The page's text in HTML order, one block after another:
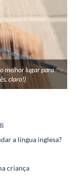
melhor lugar para
claro!)
a língua inglesa?
criança